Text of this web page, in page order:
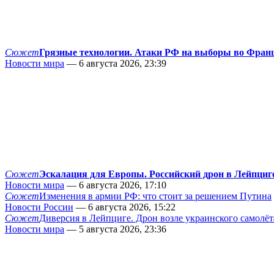
СюжетГрязные технологии. Атаки РФ на выборы во
Новости мира — 6 августа 2026, 23:39
СюжетЭскалация для Европы. Российский дрон в
Новости мира — 6 августа 2026, 17:10
СюжетИзменения в армии РФ: что стоит за решением Путина
Новости России — 6 августа 2026, 15:22
СюжетДиверсия в Лейпциге. Дрон возле украинского
Новости мира — 5 августа 2026, 23:36